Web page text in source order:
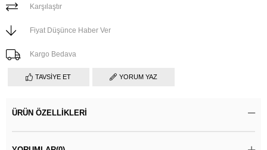
Karşılaştır
Fiyat Düşünce Haber Ver
Kargo Bedava
TAVSIYE ET YORUM YAZ
ÜRÜN ÖZELLIKLERI